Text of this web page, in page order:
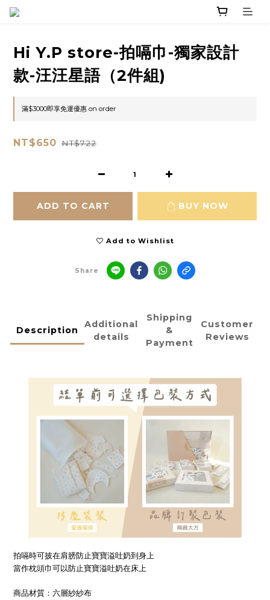
Hi Y.P store-拍嗝巾-獨家設計
款-汪汪星語（2件組)
滿$3000即享免運優惠 on order
NT$650 NT$722
ADD TO CART BUY NOW
Add to Wishlist
Share
Description
Additional
details
Shipping
&
Payment
Customer
Reviews
拍嗝時可披在肩膀防止寶寶溢吐奶到身上
當作枕頭巾可以防止寶寶溢吐奶在床上
商品材質：六層紗紗布